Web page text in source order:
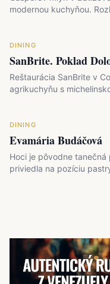
modernou kuchyňou.
DINING
SanBrite. Poklad
Reštaurácia SanBrite v
agrikuchyňu s
DINING
Evamária Budáčová
Hoci je pôvodne
priviedla na pozíciu